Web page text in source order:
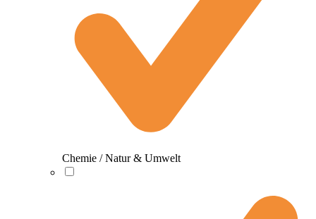
Chemie / Natur & Umwelt